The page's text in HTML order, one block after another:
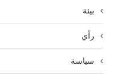
بيئة
رأي
سياسة